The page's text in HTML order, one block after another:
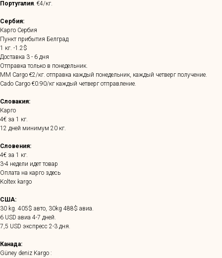
Португалия. €4/кг.
Сербия:
Карго Сербия
Пункт прибытия Белград
1 кг. -1.2$
Доставка 3 - 6 дня
Отправка только в понедельник.
MM Cargo €2/кг. отправка каждый понедельник, каждый четверг получение.
Cado Cargo €0.90/кг каждый четверг отправление.
Словакия:
Карго
4€ за 1 кг.
12 дней минимум 20 кг.
Словения:
4€ за 1 кг.
3-4 недели идет товар
Оплата на карго здесь
Koltex kargo
США:
30 kg. 405$ авто, 30kg 488$ авиа.
6 USD авиа 4-7 дней.
7,5 USD экспресс 2-3 дня.
Канада:
Güney deniz Kargo :